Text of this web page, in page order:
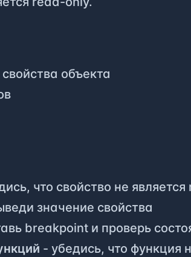
объекта
что свойство не
значение свойства
breakpoint и проверь
- убедись, что функция